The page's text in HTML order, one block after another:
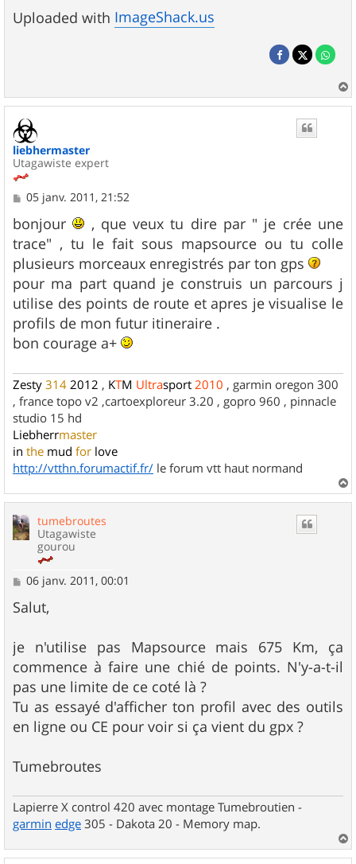
Uploaded with ImageShack.us
a
liebhermaster
Utagawiste expert
M
s
s
a
g
e
05 janv. 2011, 21:52
bonjour
, que veux tu dire par " je crée une
trace" , tu le fait sous mapsource ou tu colle
plusieurs morceaux enregistrés par ton gps
pour ma part quand je construis un parcours j
utilise des points de route et apres je visualise le
profils de mon futur itineraire .
bon courage a+
Zesty 314 2012 , KTM Ultrasport 2010 , garmin oregon 300
, france topo v2 ,cartoexploreur 3.20 , gopro 960 , pinnacle
studio 15 hd
Liebherrmaster
in the mud for love
http://vtthn.forumactif.fr/ le forum vtt haut normand
a
tumebroutes
Utagawiste
gourou
M
s
s
g
e
06 janv. 2011, 00:01
Salut,
je n'utilise pas Mapsource mais 675 Km, ça
commence à faire une chié de points. N'y-a-t-il
pas une limite de ce coté là ?
Tu as essayé d'afficher ton profil avec des outils
en ligne ou CE pour voir si ça vient du gpx ?
Tumebroutes
Lapierre X control 420 avec montage Tumebroutien -
garmin edge 305 - Dakota 20 - Memory map.
a